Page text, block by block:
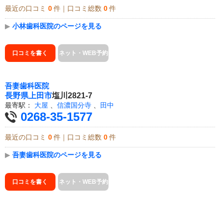
最近の口コミ 0 件｜口コミ総数 0 件
▶ 小林歯科医院のページを見る
口コミを書く ネット・WEB予約
吾妻歯科医院
長野県 上田市塩川2821-7
最寄駅： 大屋 、 信濃国分寺 、 田中
0268-35-1577
最近の口コミ 0 件｜口コミ総数 0 件
▶ 吾妻歯科医院のページを見る
口コミを書く ネット・WEB予約